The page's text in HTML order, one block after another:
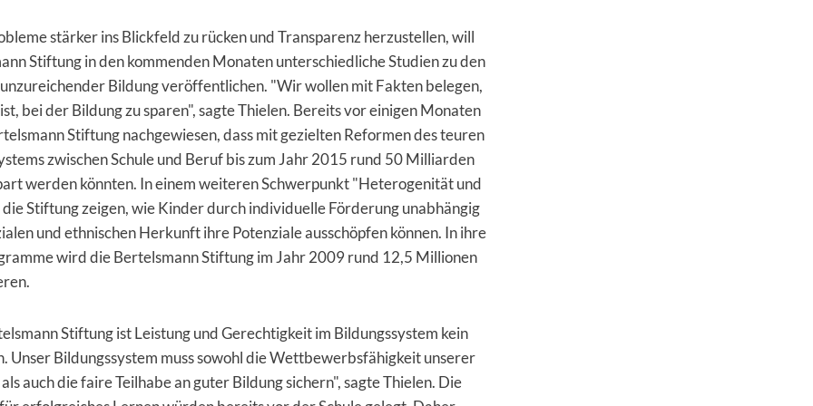
stärker ins Blickfeld zu rücken und Transparenz herzustellen, will
Stiftung in den kommenden Monaten unterschiedliche Studien zu den
Bildung veröffentlichen. "Wir wollen mit Fakten belegen,
bei der Bildung zu sparen", sagte Thielen. Bereits vor einigen Monaten
Stiftung nachgewie­sen, dass mit gezielten Reformen des teuren
zwischen Schule und Beruf bis zum Jahr 2015 rund 50 Milliarden
werden könnten. In einem weiteren Schwer­punkt "Heterogenität und
Stiftung zeigen, wie Kinder durch individuelle Förderung unabhängig
und ethnischen Herkunft ihre Potenziale ausschöpfen können. In ihre
wird die Bertelsmann Stiftung im Jahr 2009 rund 12,5 Millionen
Stiftung ist Leistung und Gerechtigkeit im Bildungssystem kein
Unser Bildungssystem muss sowohl die Wettbewerbsfähigkeit unserer
auch die faire Teilhabe an guter Bildung sichern", sagte Thielen. Die